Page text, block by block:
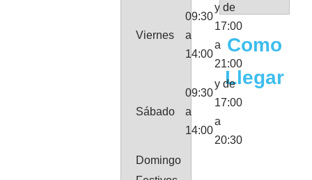
Viernes
09:30
a
14:00
y de
17:00
a
21:00
Sábado
09:30
a
14:00
y de
17:00
a
20:30
Domingo
Como
Llegar